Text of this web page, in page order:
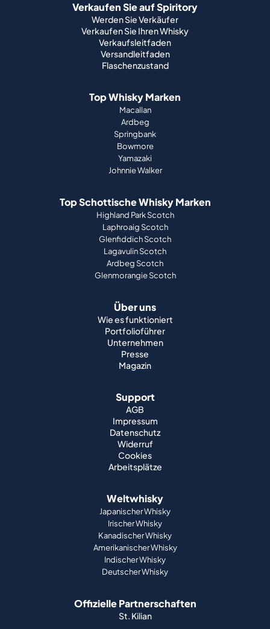
Verkaufen Sie auf Spiritory
Werden Sie Verkäufer
Verkaufen Sie Ihren Whisky
Verkaufsleitfaden
Versandleitfaden
Flaschenzustand
Top Whisky Marken
Macallan
Ardbeg
Springbank
Bowmore
Yamazaki
Johnnie Walker
Top Schottische Whisky Marken
Highland Park Scotch
Laphroaig Scotch
Glenfiddich Scotch
Lagavulin Scotch
Ardbeg Scotch
Glenmorangie Scotch
Über uns
Wie es funktioniert
Portfolioführer
Unternehmen
Presse
Magazin
Support
AGB
Impressum
Datenschutz
Widerruf
Cookies
Arbeitsplätze
Weltwhisky
Japanischer Whisky
Irischer Whisky
Kanadischer Whisky
Amerikanischer Whisky
Indischer Whisky
Deutscher Whisky
Offizielle Partnerschaften
St. Kilian